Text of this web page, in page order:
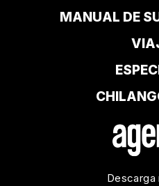
MANUAL DE